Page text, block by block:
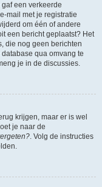
een verkeerde
mail met je registratie
om één of andere
een bericht geplaatst? Het
die nog geen berichten
qua omvang te
je in de discussies.
krijgen, maar er is wel
je naar de
. Volg de instructies